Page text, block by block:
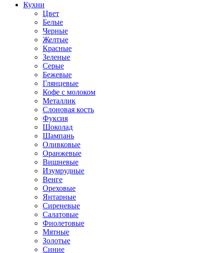
Кухни
Цвет
Белые
Черные
Желтые
Красные
Зеленые
Серые
Бежевые
Глянцевые
Кофе с молоком
Металлик
Слоновая кость
Фуксия
Шоколад
Шампань
Оливковые
Оранжевые
Вишневые
Изумрудные
Венге
Ореховые
Янтарные
Сиреневые
Салатовые
Фиолетовые
Мятные
Золотые
Синие